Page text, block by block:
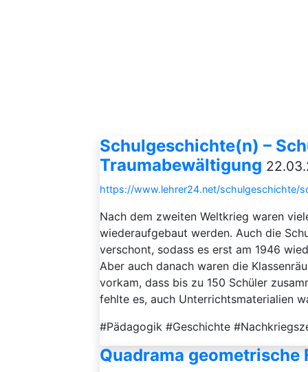
Schulgeschichte(n) –
Traumabewältigung
https://www.lehrer24.net/schulgeschichte/
Nach dem zweiten Weltkrieg waren
wiederaufgebaut werden. Auch die
verschont, sodass es erst am 1946
Aber auch danach waren die
vorkam, dass bis zu 150 Schüler
fehlte es, auch Unterrichtsmaterialien
#Pädagogik #Geschichte
Quadrama geometrische